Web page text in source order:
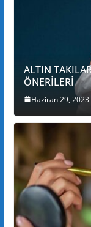
ALTIN
ÖNERİLERİ
Haziran 29, 2023